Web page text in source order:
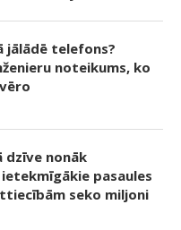
jālādē telefons?
noteikums, ko
dzīve nonāk
pasaules
seko miljoni